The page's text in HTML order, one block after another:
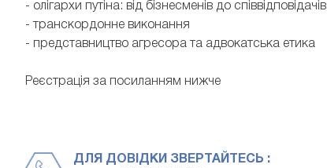
- олігархи путіна: від бізнесменів до співвідповідачів
- транскордонне виконання
- представництво агресора та адвокатська етика
Реєстрація за посиланням нижче
ДЛЯ ДОВІДКИ ЗВЕРТАЙТЕСЬ :